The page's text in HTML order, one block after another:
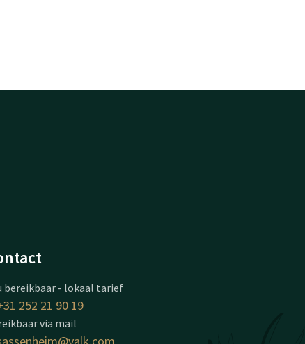
bereikbaar - lokaal tarief
252 21 90 19
via mail